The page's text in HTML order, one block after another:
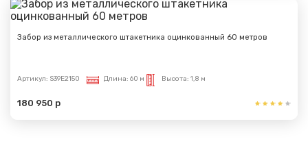
Забор из металлического штакетника оцинкованный 60 метров
Артикул: S39E2150 Длина: 60 м Высота: 1,8 м
180 950 р